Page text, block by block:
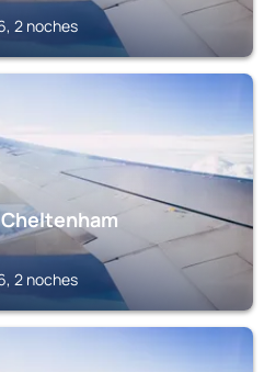
2 noches
2 noches